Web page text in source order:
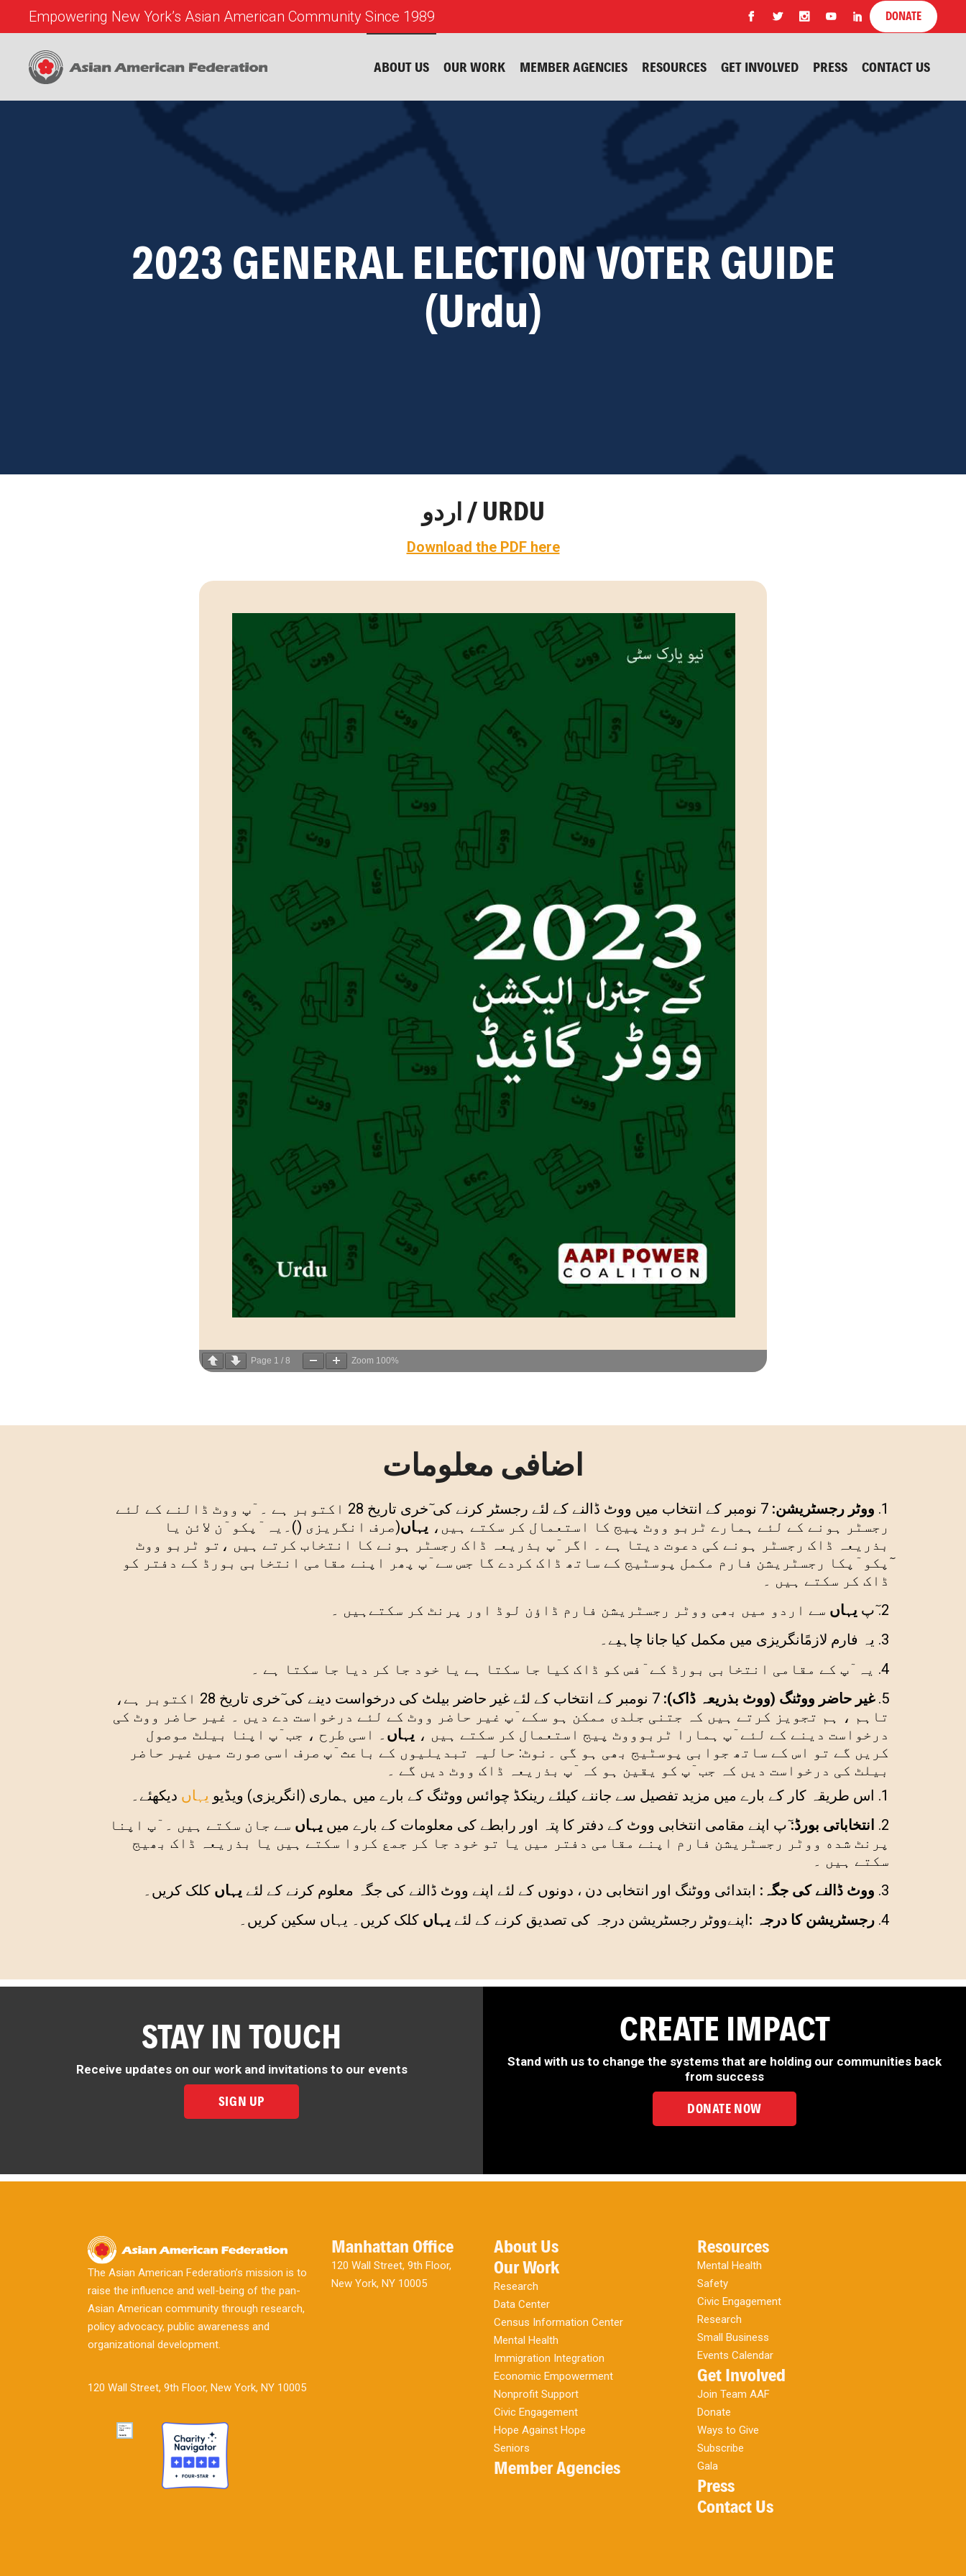
Empowering New York’s Asian American Community Since 1989 DONATE
ABOUT US OUR WORK MEMBER AGENCIES RESOURCES GET INVOLVED PRESS CONTACT US
2023 GENERAL ELECTION VOTER GUIDE
(Urdu)
اردو / URDU
Download the PDF here
Page 1 / 8 Zoom 100%
اضافی معلومات
ووڻر رجسڻریشن: 7 نومبر
کے انتخاب میں ووٹ ڈالنے کے لئے رجسڻر کرنے کی ٓخری تاریخ 28 اکتوبر ہے ۔ ٓپ ووٹ ڈالنے کے لئے
رجسڻر ہونے کے لئے ہمارے ڻربو ووٹ پیج کا استعمال کر سکتے ہیں، یہاں(صرف انگریزی ()۔یہ ٓپکو ٓن لائن یا
بذریعہ ڈاک رجسڻر ہونے کی دعوت دیتا ہے ۔ اگر ٓپ بذریعہ ڈاک رجسڻر ہونے کا انتخاب کرتے ہیں ،تو ڻربو ووٹ
ٓپکو ٓپکا رجسڻریشن فارم مکمل پوسڻیج کے ساتھ ڈاک کردے گا جس سے ٓپ پھر اپنے مقامی انتخابی بورڈ کے دفتر کو
ڈاک کر سکتے ہیں ۔
ٓپ یہاں سے اردو میں بھی ووڻر رجسڻریشن فارم ڈاؤن لوڈ اور پرنٹ کر سکتےہیں ۔
یہ فارم لازمًانگریزی میں مکمل کیا جانا چاہیے۔
یہ ٓپ کے مقامی انتخابی بورڈ کے ٓفس کو ڈاک کیا جا سکتا ہے یا خود جا کر دیا جا سکتا ہے ۔
غیر حاضر ووڻنگ (ووٹ بذریعہ ڈاک):
7 نومبر کے انتخاب کے لئے غیر حاضر بیلٹ کی درخواست دینے کی ٓخری تاریخ 28 اکتوبر ہے،
تاہم ، ہم تجویز کرتے ہیں کہ جتنی جلدی ممکن ہو سکے ٓپ غیر حاضر ووٹ کے لئے درخواست دے دیں ۔ غیر حاضر ووٹ کی
درخواست دینے کے لئے ٓپ ہمارا ڻربوووٹ پیج استعمال کر سکتے ہیں ، یہاں ۔ اسی طرح ، جب ٓپ اپنا بیلٹ موصول
کریں گے تو اس کے ساتھ جوابی پوسڻیج بھی ہو گی ۔نوٹ: حالیہ تبدیلیوں کے باعث ٓپ صرف اسی صورت میں غیر حاضر
بیلٹ کی درخواست دیں کہ جب ٓپ کو یقین ہو کہ ٓپ بذریعہ ڈاک ووٹ دیں گے ۔
اس طریقہ کار کے بارے میں مزید تفصیل سے جاننے کیلئے رینکڈ چوائس ووٹنگ کے بارے میں ہماری (انگریزی) ویڈیو یہاں دیکھئے۔
انتخاباتی بورڈ:ٓپ اپنے مقامی انتخابی ووٹ کے دفتر کا پتہ اور رابطے کی معلومات کے بارے میں یہاں سے جان سکتے ہیں ۔ ٓپ اپنا
پرنٹ شده ووڻر رجسڻریشن فارم اپنے مقامی دفتر میں یا تو خود جا کر جمع کروا سکتے ہیں یا بذریعہ ڈاک بھیج
سکتے ہیں ۔
ووٹ ڈالنے کی جگہ: ابتدائی ووڻنگ اور انتخابی دن ، دونوں کے لئے اپنے ووٹ ڈالنے کی جگہ معلوم کرنے کے لئے یہاں کلک کریں۔
رجسڻریشن کا درجہ :اپنےووڻر رجسڻریشن درجہ کی تصدیق کرنے کے لئے یہاں کلک کریں۔ یہاں سکین کریں۔
STAY IN TOUCH
Receive updates on our work and invitations to our events
SIGN UP
CREATE IMPACT
Stand with us to change the systems that are holding our communities back
from success
DONATE NOW
The Asian American Federation’s mission is to
raise the influence and well-being of the pan-
Asian American community through research,
policy advocacy, public awareness and
organizational development.
120 Wall Street, 9th Floor, New York, NY 10005
Manhattan Office
120 Wall Street, 9th Floor,
New York, NY 10005
About Us
Our Work
Research
Data Center
Census Information Center
Mental Health
Immigration Integration
Economic Empowerment
Nonprofit Support
Civic Engagement
Hope Against Hope
Seniors
Member Agencies
Resources
Mental Health
Safety
Civic Engagement
Research
Small Business
Events Calendar
Get Involved
Join Team AAF
Donate
Ways to Give
Subscribe
Gala
Press
Contact Us